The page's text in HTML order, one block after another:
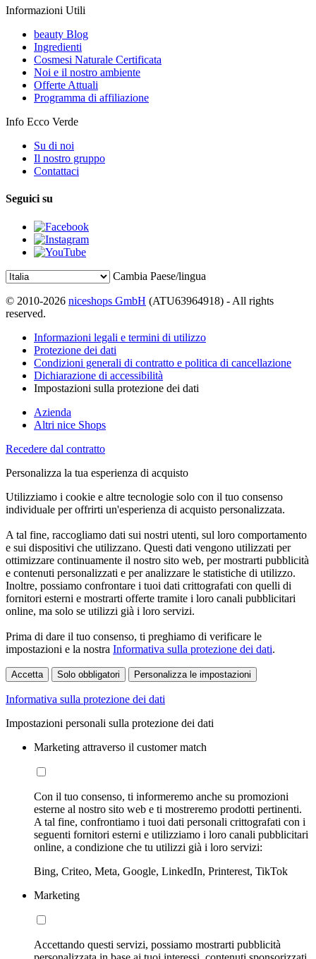
Informazioni Utili
beauty Blog
Ingredienti
Cosmesi Naturale Certificata
Noi e il nostro ambiente
Offerte Attuali
Programma di affiliazione
Info Ecco Verde
Su di noi
Il nostro gruppo
Contattaci
Seguici su
Cambia Paese/lingua
© 2010-2026 niceshops GmbH (ATU63964918) - All rights
reserved.
Informazioni legali e termini di utilizzo
Protezione dei dati
Condizioni generali di contratto e politica di cancellazione
Dichiarazione di accessibilità
Impostazioni sulla protezione dei dati
Azienda
Altri nice Shops
Recedere dal contratto
Personalizza la tua esperienza di acquisto
Utilizziamo i cookie e altre tecnologie solo con il tuo consenso
individuale per offrirti un'esperienza di acquisto personalizzata.
A tal fine, raccogliamo dati sui nostri utenti, sul loro comportamento
e sui dispositivi che utilizzano. Questi dati vengono utilizzati per
ottimizzare continuamente il nostro sito web, per mostrarti pubblicità
e contenuti personalizzati e per analizzare le statistiche di utilizzo.
Inoltre, possiamo confrontare i tuoi dati crittografati con quelli di
fornitori esterni e mostrarti offerte tramite i loro canali pubblicitari
online, ma solo se utilizzi già i loro servizi.
Prima di dare il tuo consenso, ti preghiamo di verificare le
impostazioni e la nostra Informativa sulla protezione dei dati.
Accetta Solo obbligatori Personalizza le impostazioni
Informativa sulla protezione dei dati
Impostazioni personali sulla protezione dei dati
Marketing attraverso il customer match
Con il tuo consenso, ti informeremo anche su promozioni
esterne al nostro sito web e ti mostreremo prodotti pertinenti.
A tal fine, confrontiamo i tuoi dati personali crittografati con i
seguenti fornitori esterni e utilizziamo i loro canali pubblicitari
online, a condizione che tu utilizzi già i loro servizi:
Bing, Criteo, Meta, Google, LinkedIn, Printerest, TikTok
Marketing
Accettando questi servizi, possiamo mostrarti pubblicità